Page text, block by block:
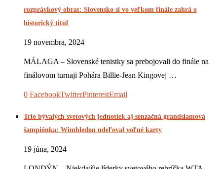
rozprávkový obrat: Slovensko si vo veľkom finále zahrá o
historický titul
19 novembra, 2024
MÁLAGA – Slovenské tenistky sa prebojovali do finále na
finálovom turnaji Pohára Billie-Jean Kingovej …
0 FacebookTwitterPinterestEmail
Trio bývalých svetových jednotiek aj senzačná grandslamová
šampiónka: Wimbledon udeľoval voľné karty
19 júna, 2024